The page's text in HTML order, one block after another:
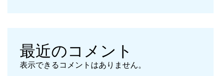
最近のコメント
表示できるコメントはありません。